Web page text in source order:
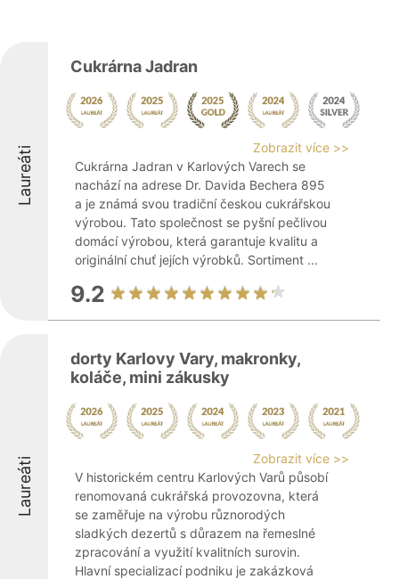
Laureáti
Cukrárna Jadran
Zobrazit více >>
Cukrárna Jadran v Karlových Varech se
nachází na adrese Dr. Davida Bechera 895
a je známá svou tradiční českou cukrářskou
výrobou. Tato společnost se pyšní pečlivou
domácí výrobou, která garantuje kvalitu a
originální chuť jejích výrobků. Sortiment ...
9.2
Laureáti
dorty Karlovy Vary, makronky,
koláče, mini zákusky
Zobrazit více >>
V historickém centru Karlových Varů působí
renomovaná cukrářská provozovna, která
se zaměřuje na výrobu různorodých
sladkých dezertů s důrazem na řemeslné
zpracování a využití kvalitních surovin.
Hlavní specializací podniku je zakázková